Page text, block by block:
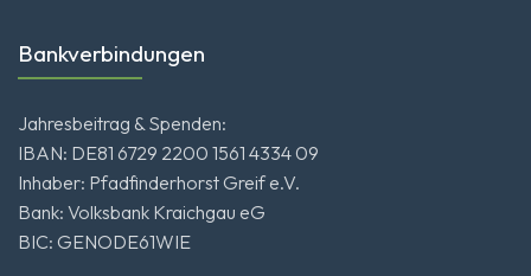
Bankverbindungen
Jahresbeitrag & Spenden:
IBAN: DE81 6729 2200 1561 4334 09
Inhaber: Pfadfinderhorst Greif e.V.
Bank: Volksbank Kraichgau eG
BIC: GENODE61WIE